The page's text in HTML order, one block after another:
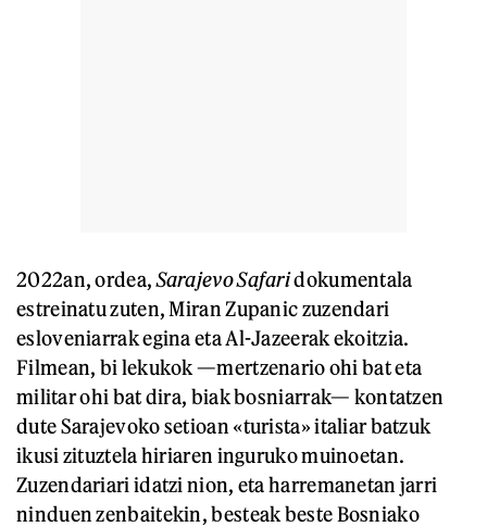
2022an, ordea,Sarajevo Safaridokumentala
estreinatu zuten, Miran Zupanic zuzendari
esloveniarrak egina eta Al-Jazeerak ekoitzia.
Filmean, bi lekukok —mertzenario ohi bat eta
militar ohi bat dira, biak bosniarrak— kontatzen
dute Sarajevoko setioan «turista» italiar batzuk
ikusi zituztela hiriaren inguruko muinoetan.
Zuzendariari idatzi nion, eta harremanetan jarri
ninduen zenbaitekin, besteak beste Bosniako